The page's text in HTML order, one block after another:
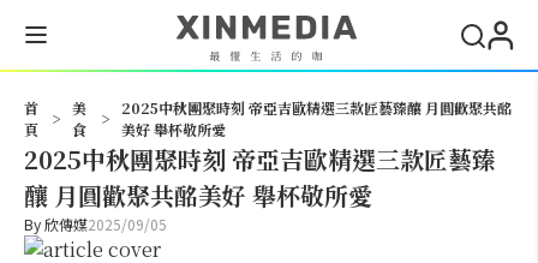
首
頁
>
美
食
>
2025中秋團聚時刻 帝亞吉歐精選三款匠藝臻釀 月圓歡聚共酩
美好 舉杯敬所愛
2025中秋團聚時刻 帝亞吉歐精選三款匠藝臻
釀 月圓歡聚共酩美好 舉杯敬所愛
By欣傳媒2025/09/05